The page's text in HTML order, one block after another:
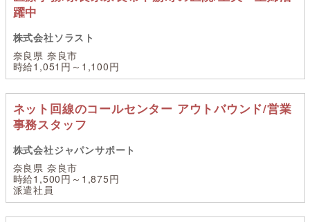
躍中
株式会社ソラスト
奈良県 奈良市
時給1,051円～1,100円
ネット回線のコールセンター アウトバウンド/営業
事務スタッフ
株式会社ジャパンサポート
奈良県 奈良市
時給1,500円～1,875円
派遣社員